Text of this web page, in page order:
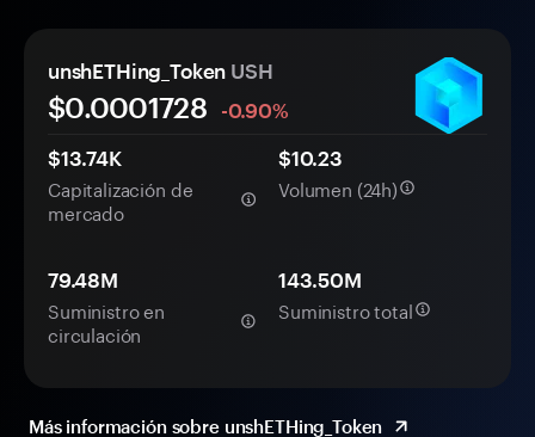
unshETHing_Token USH
$0.0001728
-0.90%
$13.74K
Capitalización de
mercado
$10.23
Volumen (24h)
79.48M
Suministro en
circulación
143.50M
Suministro total
Más información sobre unshETHing_Token